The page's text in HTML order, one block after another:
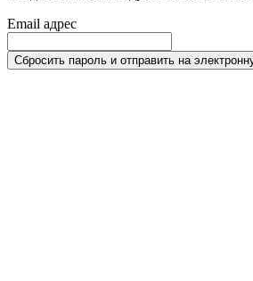
Email адрес